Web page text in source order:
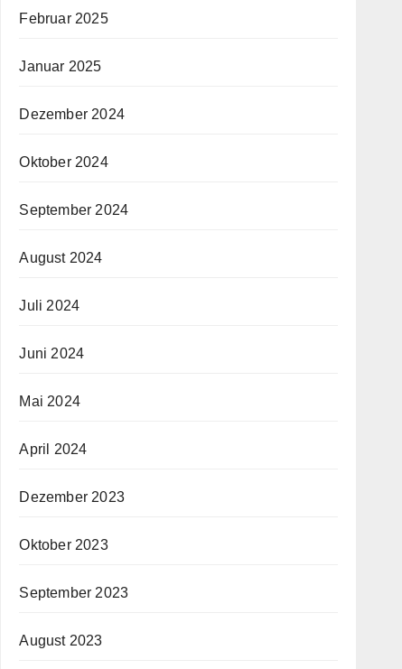
Februar 2025
Januar 2025
Dezember 2024
Oktober 2024
September 2024
August 2024
Juli 2024
Juni 2024
Mai 2024
April 2024
Dezember 2023
Oktober 2023
September 2023
August 2023